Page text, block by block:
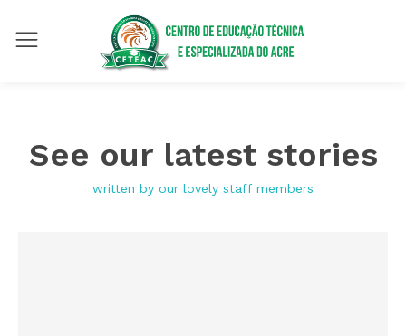
See our latest stories
written by our lovely staff members